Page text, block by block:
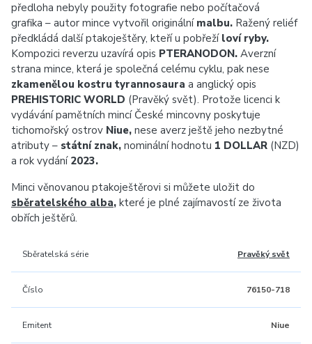
předloha nebyly použity fotografie nebo počítačová
grafika – autor mince vytvořil originální malbu. Ražený reliéf
předkládá další ptakoještěry, kteří u pobřeží loví ryby.
Kompozici reverzu uzavírá opis PTERANODON. Averzní
strana mince, která je společná celému cyklu, pak nese
zkamenělou kostru tyrannosaura a anglický opis
PREHISTORIC WORLD (Pravěký svět). Protože licenci k
vydávání pamětních mincí České mincovny poskytuje
tichomořský ostrov Niue, nese averz ještě jeho nezbytné
atributy – státní znak, nominální hodnotu 1 DOLLAR (NZD)
a rok vydání 2023.
Minci věnovanou ptakoještěrovi si můžete uložit do
sběratelského alba, které je plné zajímavostí ze života
obřích ještěrů.
Sběratelská série Pravěký svět
Číslo 76150-718
Emitent Niue